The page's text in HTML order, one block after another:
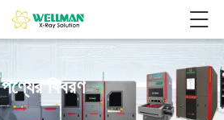
পণ্যের বিবরণ